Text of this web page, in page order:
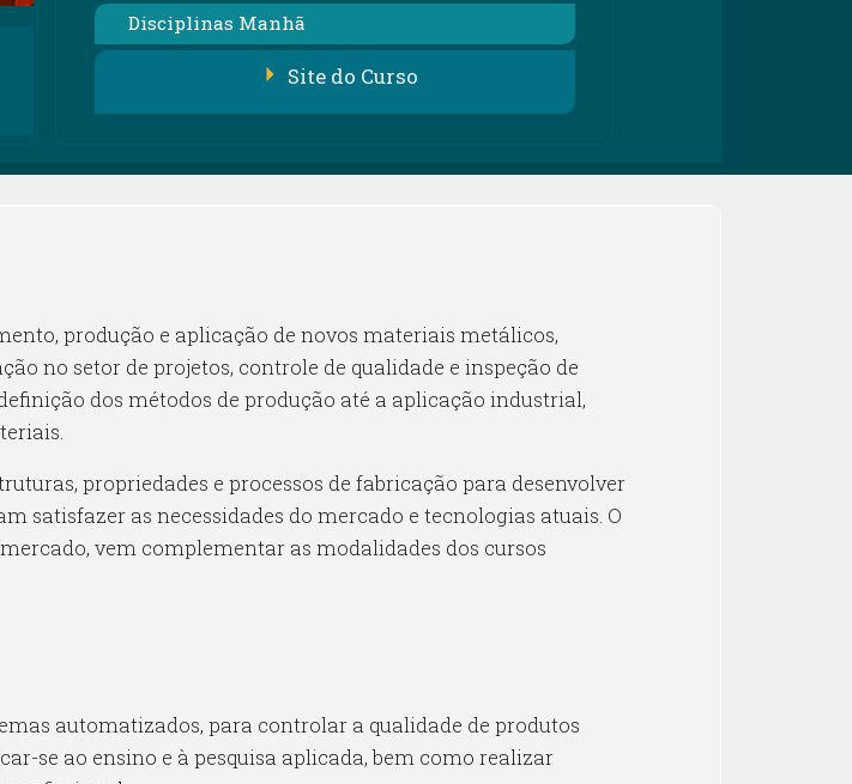
Disciplinas Manhã
Site do Curso
produção e aplicação de novos materiais metálicos,
no setor de projetos, controle de qualidade e inspeção de
dos métodos de produção até a aplicação industrial,
propriedades e processos de fabricação para desenvolver
satisfazer as necessidades do mercado e tecnologias atuais. O
vem complementar as modalidades dos cursos
automatizados, para controlar a qualidade de produtos
se ao ensino e à pesquisa aplicada, bem como realizar